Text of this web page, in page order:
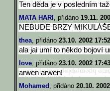
Ten děda je v posledním
MATA HARI , přidáno 19.11.
NEBUDE BRZY
thea, přidáno 23.10. 2002
ala jai umí to někdo bojoví
love, přidáno 23.10. 2002
arwen arwen!
Mohamed , přidáno 20.10.